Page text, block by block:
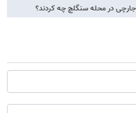
در محله سنگلچ چه کردند؟